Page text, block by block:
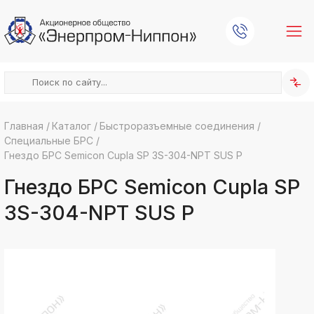
k
ksldkfjsdlfkjsls;ldfkgjsdl;kfkфыва
ksldkfjsdlfkjsls;ldfkgjsdl;kfkфыва
ksldkfjsdlfkjsls;ldfkgjsdl;kfkфыва
ksldkfjsdlfkjsls;ldfkgjsdl;kfkфыва
Главная / Каталог / Быстроразъемные соединения /
Специальные БРС /
Гнездо БРС Semicon Cupla SP 3S-304-NPT SUS P
Гнездо БРС Semicon Cupla SP
3S-304-NPT SUS P